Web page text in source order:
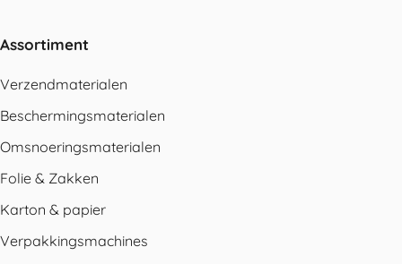
Assortiment
Verzendmaterialen
Beschermingsmaterialen
Omsnoeringsmaterialen
Folie & Zakken
Karton & papier
Verpakkingsmachines